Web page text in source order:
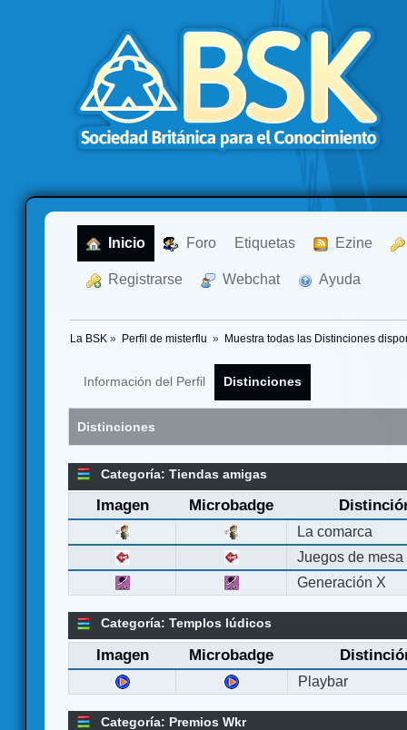
Inicio Foro Etiquetas Ezine
Registrarse Webchat Ayuda
La BSK » Perfil de misterflu » Muestra todas las Distinciones
Información del Perfil Distinciones
Distinciones
Categoría: Tiendas amigas
Imagen Microbadge
La comarca
Juegos de mesa
Generación X
Categoría: Templos lúdicos
Imagen Microbadge
Playbar
Categoría: Premios Wkr